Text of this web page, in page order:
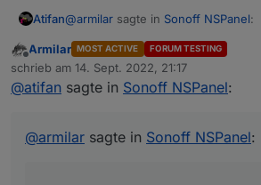
Atifan@armilar sagte in Sonoff NSPanel:
Kann den Fehler nicht
mal auf 2 aufeinanderfolgenden
Minuten lang geswitcht. Das
Hm sehr komisch, um timeoutScreensaver: hast du mal
Offline
Armilar MOST ACTIVE FORUM TESTING
schrieb am 14. Sept. 2022, 21:17
zuletzt editiert von
@atifan sagte in Sonoff NSPanel:
@armilar sagte in Sonoff NSPanel: